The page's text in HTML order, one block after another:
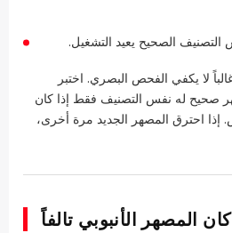
الصحيح يعيد التشغيل.
لا يكفي الفحص البصري. اختبر
صحيح له نفس التصنيف فقط إذا كان
إذا احترق المصهر الجديد مرة أخرى،
المصهر الأنبوبي تالفاً